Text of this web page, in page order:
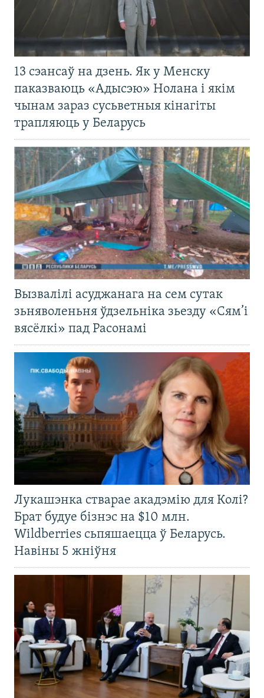
13 сэансаў на дзень. Як у Менску
паказваюць «Адысэю» Нолана і якім
чынам зараз сусьветныя кінагіты
трапляюць у Беларусь
Вызвалілі асуджанага на сем сутак
зьняволеньня ўдзельніка зьезду «Сям’і
вясёлкі» пад Расонамі
Лукашэнка стварае акадэмію для Колі?
Брат будуе бізнэс на $10 млн.
Wildberries сьпяшаецца ў Беларусь.
Навіны 5 жніўня